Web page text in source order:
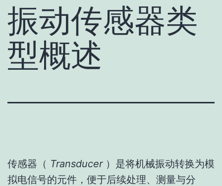
振动传感器类
型概述
传感器（ Transducer）是将机械振动转换为模
拟电信号的元件，便于后续处理、测量与分